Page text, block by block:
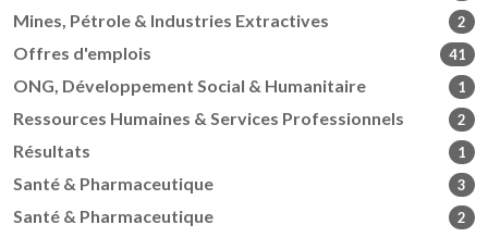
Mines, Pétrole & Industries Extractives 2
Offres d'emplois 41
ONG, Développement Social & Humanitaire 1
Ressources Humaines & Services Professionnels 2
Résultats 1
Santé & Pharmaceutique 3
Santé & Pharmaceutique 2